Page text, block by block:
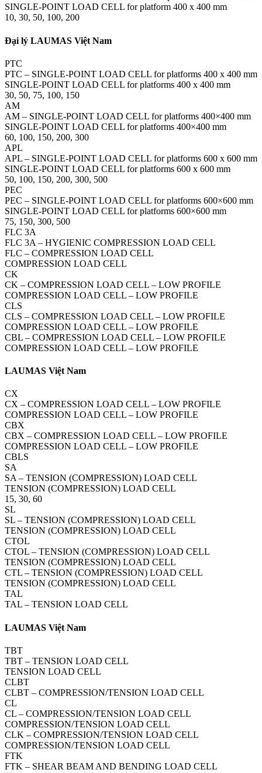
SINGLE-POINT LOAD CELL for platform 400 x 400 mm
10, 30, 50, 100, 200
Đại lý LAUMAS Việt Nam
PTC
PTC – SINGLE-POINT LOAD CELL for platforms 400 x 400 mm
SINGLE-POINT LOAD CELL for platforms 400 x 400 mm
30, 50, 75, 100, 150
AM
AM – SINGLE-POINT LOAD CELL for platforms 400×400 mm
SINGLE-POINT LOAD CELL for platforms 400×400 mm
60, 100, 150, 200, 300
APL
APL – SINGLE-POINT LOAD CELL for platforms 600 x 600 mm
SINGLE-POINT LOAD CELL for platforms 600 x 600 mm
50, 100, 150, 200, 300, 500
PEC
PEC – SINGLE-POINT LOAD CELL for platforms 600×600 mm
SINGLE-POINT LOAD CELL for platforms 600×600 mm
75, 150, 300, 500
FLC 3A
FLC 3A – HYGIENIC COMPRESSION LOAD CELL
FLC – COMPRESSION LOAD CELL
COMPRESSION LOAD CELL
CK
CK – COMPRESSION LOAD CELL – LOW PROFILE
COMPRESSION LOAD CELL – LOW PROFILE
CLS
CLS – COMPRESSION LOAD CELL – LOW PROFILE
COMPRESSION LOAD CELL – LOW PROFILE
CBL – COMPRESSION LOAD CELL – LOW PROFILE
COMPRESSION LOAD CELL – LOW PROFILE
LAUMAS Việt Nam
CX
CX – COMPRESSION LOAD CELL – LOW PROFILE
COMPRESSION LOAD CELL – LOW PROFILE
CBX
CBX – COMPRESSION LOAD CELL – LOW PROFILE
COMPRESSION LOAD CELL – LOW PROFILE
CBLS
SA
SA – TENSION (COMPRESSION) LOAD CELL
TENSION (COMPRESSION) LOAD CELL
15, 30, 60
SL
SL – TENSION (COMPRESSION) LOAD CELL
TENSION (COMPRESSION) LOAD CELL
CTOL
CTOL – TENSION (COMPRESSION) LOAD CELL
TENSION (COMPRESSION) LOAD CELL
CTL – TENSION (COMPRESSION) LOAD CELL
TENSION (COMPRESSION) LOAD CELL
TAL
TAL – TENSION LOAD CELL
LAUMAS Việt Nam
TBT
TBT – TENSION LOAD CELL
TENSION LOAD CELL
CLBT
CLBT – COMPRESSION/TENSION LOAD CELL
CL
CL – COMPRESSION/TENSION LOAD CELL
COMPRESSION/TENSION LOAD CELL
CLK – COMPRESSION/TENSION LOAD CELL
COMPRESSION/TENSION LOAD CELL
FTK
FTK – SHEAR BEAM AND BENDING LOAD CELL